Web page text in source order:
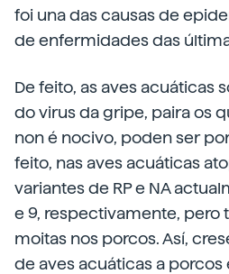
foi una das causas de
de enfermidades das
De feito, as aves acuáticas
do virus da gripe, paira os
non é nocivo, poden ser
feito, nas aves acuáticas
variantes de RP e NA
e 9, respectivamente, pero
moitas nos porcos. Así,
de aves acuáticas a porcos